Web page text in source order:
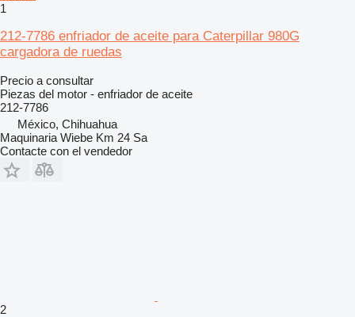
1
212-7786 enfriador de aceite para Caterpillar 980G
cargadora de ruedas
Precio a consultar
Piezas del motor - enfriador de aceite
212-7786
México, Chihuahua
Maquinaria Wiebe Km 24 Sa
Contacte con el vendedor
2